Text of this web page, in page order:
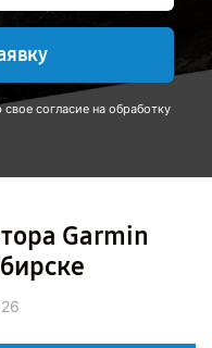
согласие на обработку
Garmin